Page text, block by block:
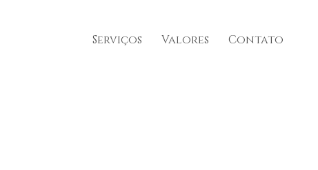
Serviços Valores Contato